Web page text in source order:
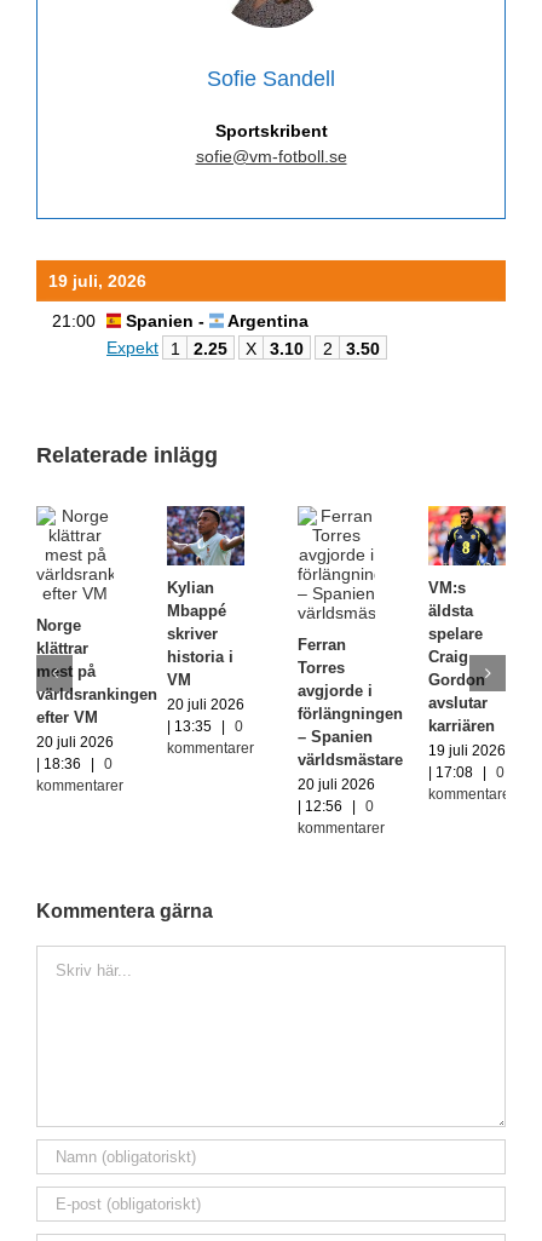
Sofie Sandell
Sportskribent
sofie@vm-fotboll.se
19 juli, 2026
21:00 Spanien -
Argentina
Expekt
1 2.25 X 3.10 2 3.50
Relaterade inlägg
Norge
klättrar
mest på
världsrankingen
efter VM
20 juli 2026
| 18:36
0
kommentarer
Kylian
Mbappé
skriver
historia i
VM
20 juli 2026
| 13:35
0
kommentarer
Ferran
Torres
avgjorde i
förlängningen
– Spanien
världsmästare
20 juli 2026
| 12:56
0
kommentarer
VM:s
äldsta
spelare
Craig
Gordon
avslutar
karriären
19 juli 2026
| 17:08
0
kommentarer
Kommentera gärna